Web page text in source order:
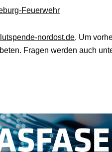
Feuerwehr
nordost.de. Um
Fragen werden auch